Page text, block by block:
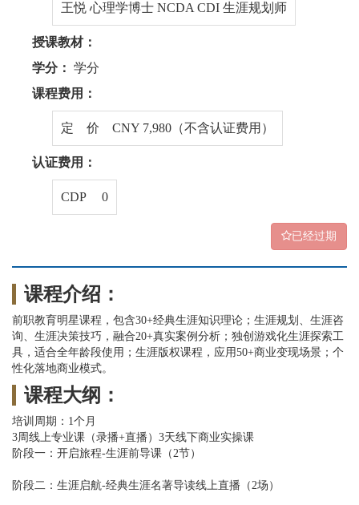
王悦 心理学博士 NCDA CDI 生涯规划师
授课教材：
学分： 学分
课程费用：
定 价 CNY 7,980（不含认证费用）
认证费用：
CDP 0
已经过期
课程介绍：
前职教育明星课程，包含30+经典生涯知识理论；生涯规划、生涯咨
询、生涯决策技巧，融合20+真实案例分析；独创游戏化生涯探索工
具，适合全年龄段使用；生涯版权课程，应用50+商业变现场景；个
性化落地商业模式。
课程大纲：
培训周期：1个月
3周线上专业课（录播+直播）3天线下商业实操课
阶段一：开启旅程-生涯前导课（2节）
阶段二：生涯启航-经典生涯名著导读线上直播（2场）